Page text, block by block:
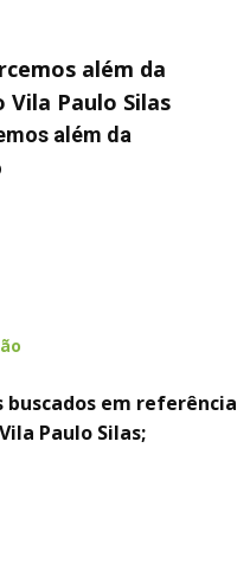
além da
Paulo Silas
além da
em referência
Paulo Silas;